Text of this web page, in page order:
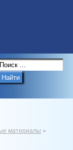
Найти
материалы »